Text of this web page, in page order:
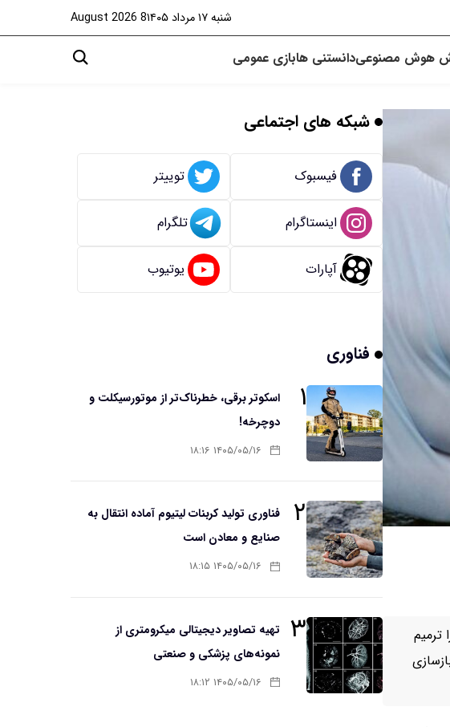
شنبه ۱۷ مرداد ۱۴۰۵ 8 August 2026
هوش مصنوعیدانستنی هابازی عمومی
ترمیم
شبکه های اجتماعی
فیسبوک توییتر
اینستاگرام تلگرام
آپارات یوتیوب
فناوری
۱
اسکوتر برقی، خطرناک‌تر از موتورسیکلت و
دوچرخه!
۱۴۰۵/۰۵/۱۶ ۱۸:۱۶
۲
فناوری تولید کربنات لیتیوم آماده انتقال به
صنایع و معادن است
۱۴۰۵/۰۵/۱۶ ۱۸:۱۵
۳
تهیه تصاویر دیجیتالی میکرومتری از
نمونه‌های پزشکی و صنعتی
۱۴۰۵/۰۵/۱۶ ۱۸:۱۲